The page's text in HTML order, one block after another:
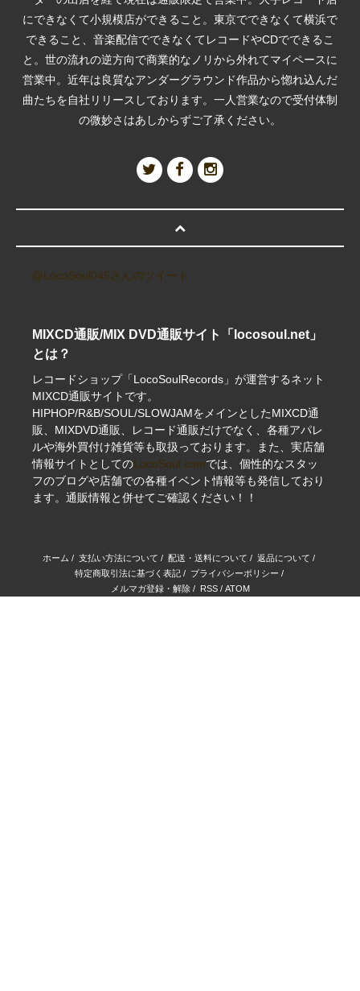
にできなくて小規模店ができること。東京でできなくて横浜で
できること、音楽配信でできなくてレコードやCDでできるこ
と。世の流れの逆方向で商業的なノリから外れてマイペースに
営業中。近年は良質なアンダーグラウンド作品から惚れ込んだ
曲たちを自社リリースしております。一人営業なので受付体制
の微妙さはあしからずご了承ください。
@LocoSoul045さんのツイート
MIXCD通販/MIX DVD通販サイト「locosoul.net」
とは？
レコードショップ「LocoSoulRecords」が運営するネット
MIXCD通販サイトです。
HIPHOP/R&B/SOUL/SLOWJAMをメインとしたMIXCD通
販、MIXDVD通販、レコード通販だけでなく、各種アパレ
ルや海外買付け雑貨等も取扱っております。また、実店舗
情報サイトとしてのLocoSoul.comでは、個性的なスタッ
フのブログや店舗での各種イベント情報等も発信しており
ます。通販情報と併せてご確認ください！！
ホーム / 支払い方法について / 配送・送料について / 返品について /
特定商取引法に基づく表記/ プライバシーポリシー /
メルマガ登録・解除/ RSS/ ATOM